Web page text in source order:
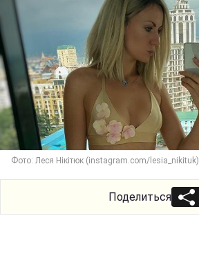
Фото: Леся Нікітюк (instagram.com/lesia_nikituk)
Поделиться